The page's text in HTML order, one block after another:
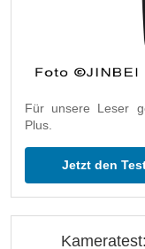
Für unsere Leser
Plus.
Jetzt den